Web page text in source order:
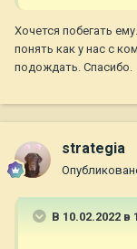
Хочется побегать
понять как у нас с
подождать. Спасибо.
strategia
В 10.02.2022 в